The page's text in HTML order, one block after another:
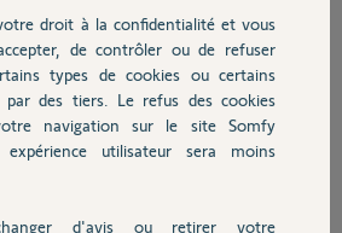
au fil de discussion
droit à la confidentialité et vous
de contrôler ou de refuser
types de cookies ou certains
par des tiers. Le refus des cookies
navigation sur le site Somfy
utilisateur sera moins
d'avis ou retirer votre